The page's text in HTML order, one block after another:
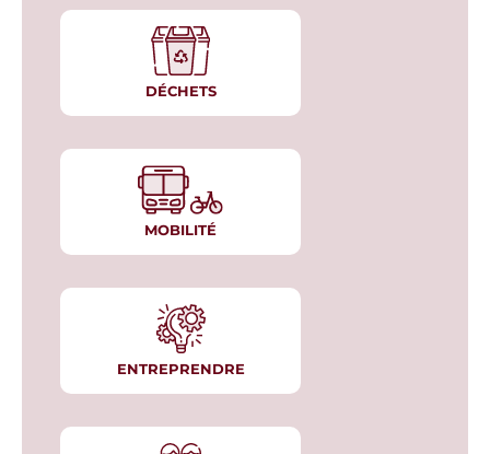
DÉCHETS
MOBILITÉ
ENTREPRENDRE